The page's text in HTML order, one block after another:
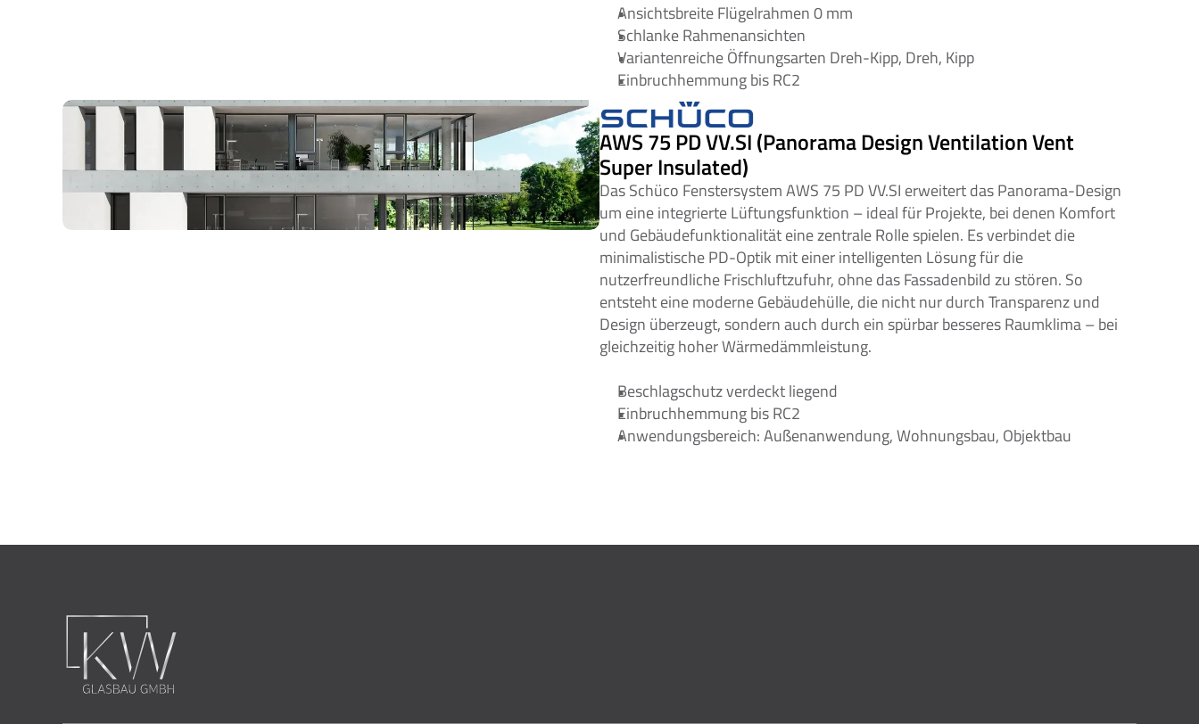
Ansichtsbreite Flügelrahmen 0 mm
Schlanke Rahmenansichten
Variantenreiche Öffnungsarten Dreh-Kipp, Dreh, Kipp
Einbruchhemmung bis RC2
AWS 75 PD VV.SI (Panorama Design Ventilation Vent
Super Insulated)
Das Schüco Fenstersystem AWS 75 PD VV.SI erweitert das Panorama-Design
um eine integrierte Lüftungsfunktion – ideal für Projekte, bei denen Komfort
und Gebäudefunktionalität eine zentrale Rolle spielen. Es verbindet die
minimalistische PD-Optik mit einer intelligenten Lösung für die
nutzerfreundliche Frischluftzufuhr, ohne das Fassadenbild zu stören. So
entsteht eine moderne Gebäudehülle, die nicht nur durch Transparenz und
Design überzeugt, sondern auch durch ein spürbar besseres Raumklima – bei
gleichzeitig hoher Wärmedämmleistung.
Beschlagschutz verdeckt liegend
Einbruchhemmung bis RC2
Anwendungsbereich: Außenanwendung, Wohnungsbau, Objektbau